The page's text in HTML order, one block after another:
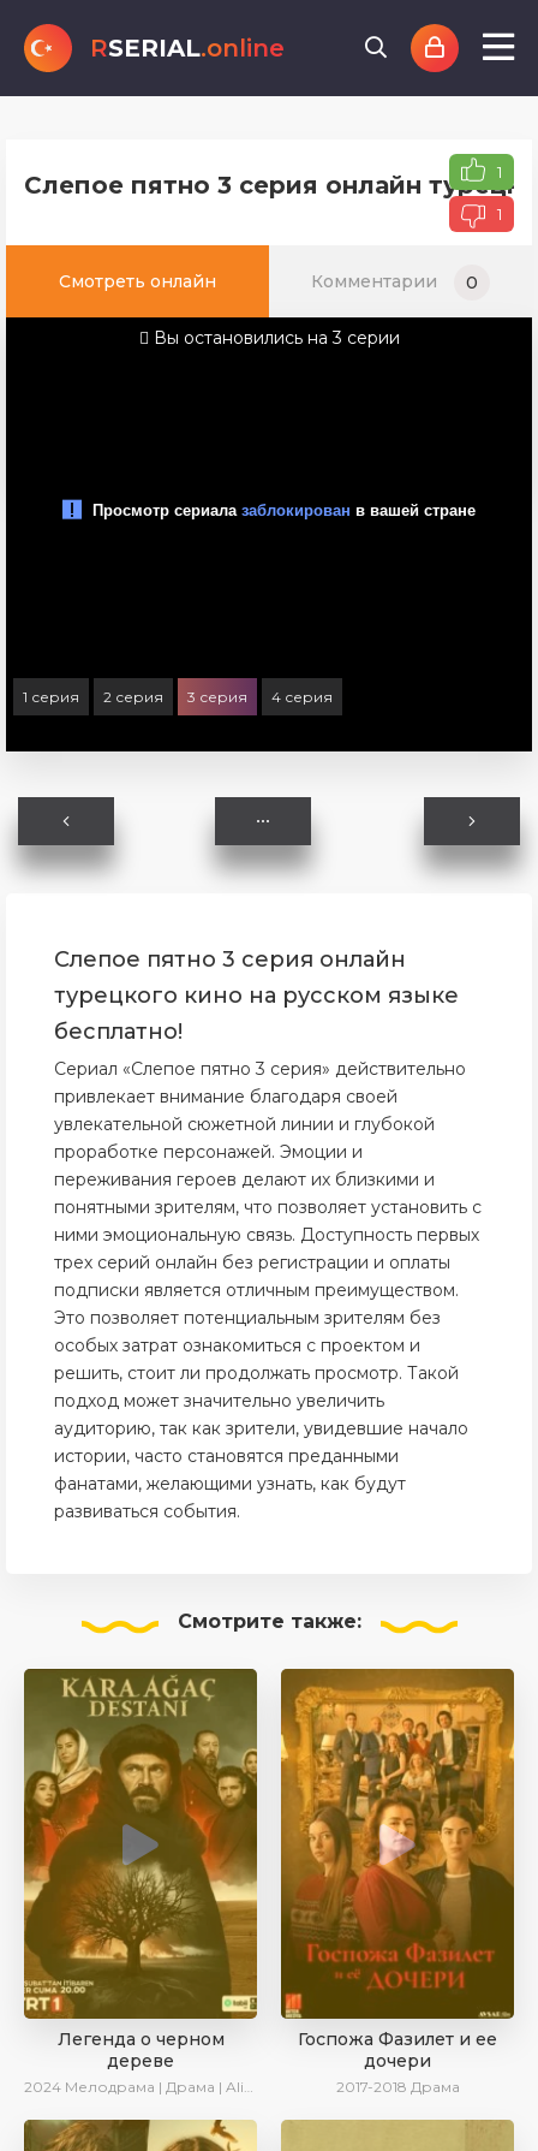
RSERIAL.online
Слепое пятно 3 серия онлайн 1
1
Смотреть онлайн Комментарии 0
Вы остановились на 3 серии
1 серия 2 серия 3 серия 4 серия
Слепое пятно 3 серия онлайн
турецкого кино на русском языке
бесплатно!
Сериал «Слепое пятно 3 серия» действительно
привлекает внимание благодаря своей
увлекательной сюжетной линии и глубокой
проработке персонажей. Эмоции и
переживания героев делают их близкими и
понятными зрителям, что позволяет установить с
ними эмоциональную связь. Доступность первых
трех серий онлайн без регистрации и оплаты
подписки является отличным преимуществом.
Это позволяет потенциальным зрителям без
особых затрат ознакомиться с проектом и
решить, стоит ли продолжать просмотр. Такой
подход может значительно увеличить
аудиторию, так как зрители, увидевшие начало
истории, часто становятся преданными
фанатами, желающими узнать, как будут
развиваться события.
Смотрите также:
Легенда о черном
дереве
2024 Мелодрама | Драма | AlisaDirilis | Сериалы 2024
Госпожа Фазилет и ее
дочери
2017-2018 Драма